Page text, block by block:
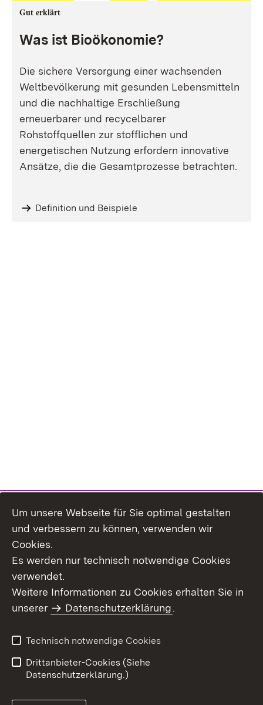
Gut erklärt
Was ist Bioökonomie?
Die sichere Versorgung einer wachsenden
Weltbevölkerung mit gesunden Lebensmitteln
und die nachhaltige Erschließung
erneuerbarer und recycelbarer
Rohstoffquellen zur stofflichen und
energetischen Nutzung erfordern innovative
Ansätze, die die Gesamtprozesse betrachten.
Definition und Beispiele
Themenübersicht
Barrierefreiheit
Um unsere Webseite für Sie optimal gestalten
und verbessern zu können, verwenden wir
Cookies.
Es werden nur technisch notwendige Cookies
verwendet.
Weitere Informationen zu Cookies erhalten Sie in
unserer
Datenschutzerklärung.
Technisch notwendige Cookies
Drittanbieter-Cookies (Siehe
Datenschutzerklärung.)